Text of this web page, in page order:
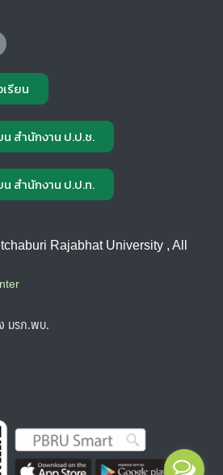
รียน
สำนักงาน ป.ป.ช.
สำนักงาน ป.ป.ท.
Rajabhat University , All
มรภ.พบ.